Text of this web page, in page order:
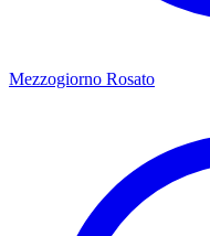
Mezzogiorno Rosato